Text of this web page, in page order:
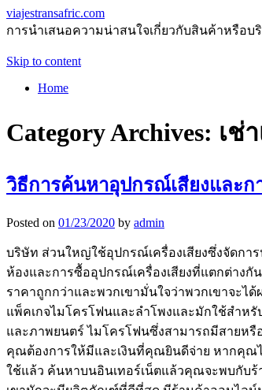
viajestransafric.com
การนำเสนอความน่าสนใจเกี่ยวกับสินค้าหรือ
Skip to content
Home
Category Archives: เช่
วิธีการค้นหาอุปกรณ์เสียงและก
Posted on 01/23/2020 by admin
บริษัท ส่วนใหญ่ใช้อุปกรณ์เครื่องเสียงซึ่งจัดกา
ห้องและการซื้ออุปกรณ์เครื่องเสียงที่แตกต่างกั
ราคาถูกกว่าและพวกเขามั่นใจว่าพวกเขาจะไ
แพ็คเกจไมโครโฟนและลำโพงและมักใช้สำหรั
และภาพยนตร์ ไมโครโฟนซึ่งสามารถมีสาย
คุณต้องการให้มีและเงินที่คุณยินดีจ่าย หากคุณ
ใช้แล้ว ค้นหาบนอินเทอร์เน็ตแล้วคุณจะพบกับร้